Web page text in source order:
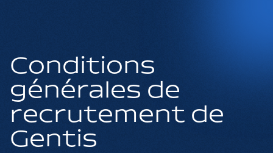
Conditions
générales de
recrutement de
Gentis